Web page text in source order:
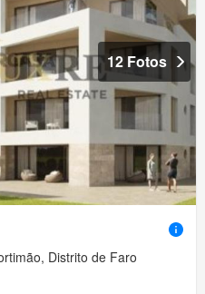
12 Fotos
Distrito de Faro